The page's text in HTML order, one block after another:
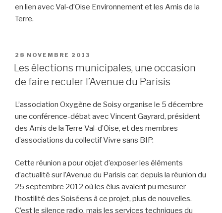
en lien avec Val-d’Oise Environnement et les Amis de la
Terre.
PUBLIÉ
LE
28 NOVEMBRE 2013
Les élections municipales, une occasion
de faire reculer l’Avenue du Parisis
L’association Oxygène de Soisy organise le 5 décembre
une conférence-débat avec Vincent Gayrard, président
des Amis de la Terre Val-d’Oise, et des membres
d’associations du collectif Vivre sans BIP.
Cette réunion a pour objet d’exposer les éléments
d’actualité sur l’Avenue du Parisis car, depuis la réunion du
25 septembre 2012 où les élus avaient pu mesurer
l’hostilité des Soiséens à ce projet, plus de nouvelles.
C’est le silence radio, mais les services techniques du